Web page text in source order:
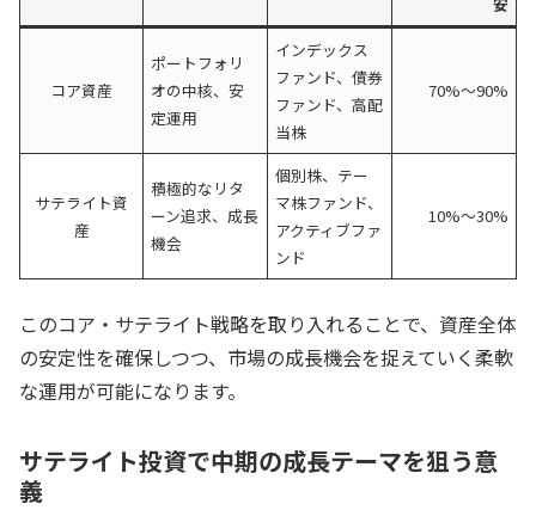
コア資産
ポートフォリ
オの中核、安
定運用
インデックス
ファンド、債券
ファンド、高配
当株
70%～90%
サテライト資
産
積極的なリタ
ーン追求、成長
機会
個別株、テー
マ株ファンド、
アクティブファ
ンド
10%～30%
このコア・サテライト戦略を取り入れることで、資産全体
の安定性を確保しつつ、市場の成長機会を捉えていく柔軟
な運用が可能になります。
サテライト投資で中期の成長テーマを狙う意
義